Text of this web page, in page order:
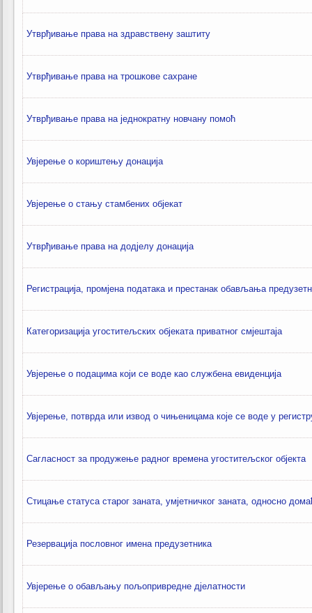
Утврђивање права на здравствену заштиту
Утврђивање права на трошкове сахране
Утврђивање права на једнократну новчану помоћ
Увјерење о кориштењу донација
Увјерење о стању стамбених објекат
Утврђивање права на додјелу донација
Регистрација, промјена података и престанак обављања
Категоризација угоститељских објеката приватног смјештаја
Увјерење о подацима који се воде као службена евиденција
Увјерење, потврда или извод о чињеницама које се воде у
Сагласност за продужење радног времена угоститељског објекта
Стицање статуса старог заната, умјетничког заната, односно
Резервација пословног имена предузетника
Увјерење о обављању пољопривредне дјелатности